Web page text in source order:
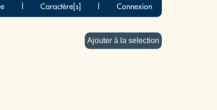
Caractère[s] Connexion
Ajouter à la selection